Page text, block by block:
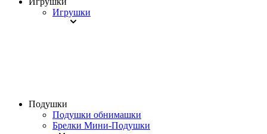
Игрушки
Подушки
Подушки обнимашки
Брелки Мини-Подушки